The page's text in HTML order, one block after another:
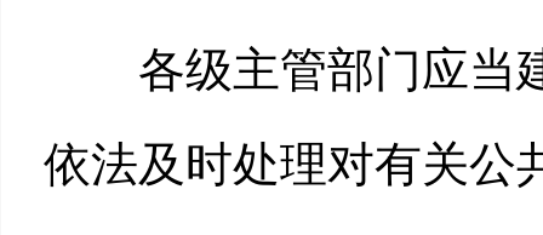
各级主管部门应当建
依法及时处理对有关公